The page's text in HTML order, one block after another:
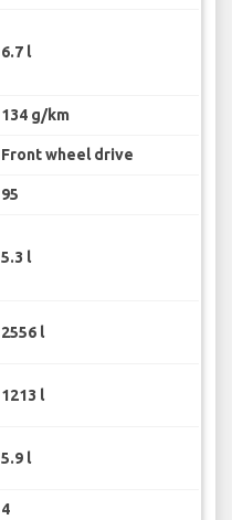
6.7 l
134 g/km
Front wheel drive
95
5.3 l
2556 l
1213 l
5.9 l
4